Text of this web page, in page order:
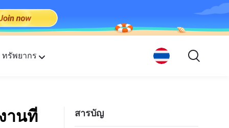
ทรัพยากร
านที่
สารบัญ